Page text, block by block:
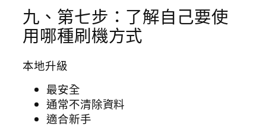
九、第七步：了解自己要使
用哪種刷機方式
本地升級
最安全
通常不清除資料
適合新手